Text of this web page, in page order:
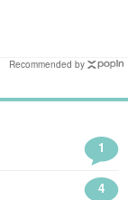
Recommended by